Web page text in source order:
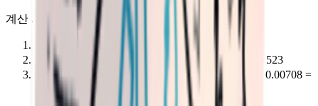
계산 과정:
태그 총 가중치 = 2 + 8 + 4 + 3 + 10 = 27
품질 총 가중치 = 250 + 150 + 80 + 30 + 10 + 3 = 523
랜덤 드롭 확률 = (2 / 27) × (250 / 523) × (1 / 5) ≈ 0.00708 =
0.708%